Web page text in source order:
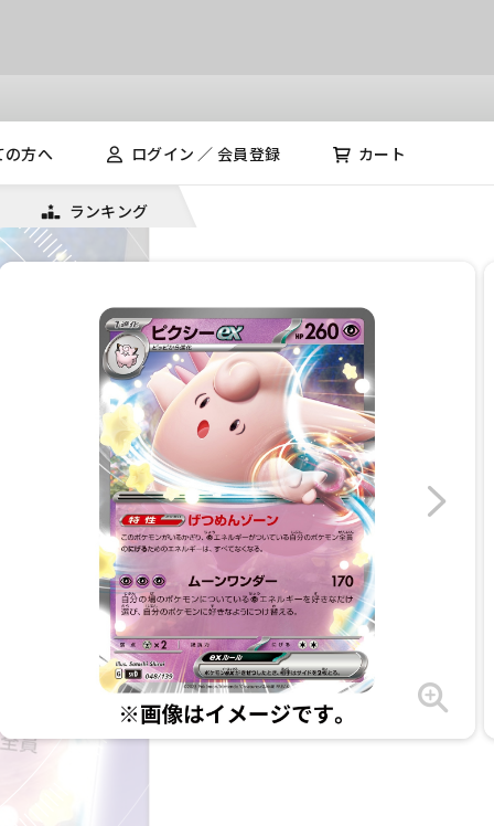
の方へ ログイン ／ 会員登録 カート
ランキング